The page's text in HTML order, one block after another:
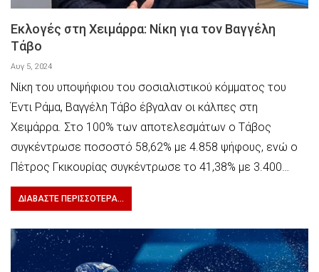
Εκλογές στη Χειμάρρα: Νίκη για τον Βαγγέλη
Τάβο
Αυγ 5, 2024
Νίκη του υποψήφιου του σοσιαλιστικού κόμματος του
Έντι Ράμα, Βαγγέλη Τάβο έβγαλαν οι κάλπες στη
Χειμάρρα. Στο 100% των αποτελεσμάτων ο Τάβος
συγκέντρωσε ποσοστό 58,62% με 4.858 ψήφους, ενώ ο
Πέτρος Γκικουρίας συγκέντρωσε το 41,38% με 3.400…
ΔΙΑΒΆΣΤΕ ΠΕΡΙΣΣΌΤΕΡΑ...